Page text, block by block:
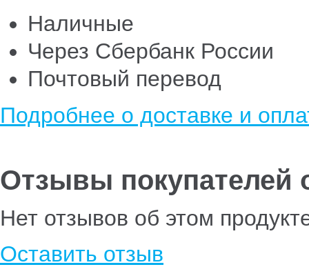
Наличные
Через Сбербанк России
Почтовый перевод
Подробнее о доставке и
Отзывы покупателей
Нет отзывов об этом
Оставить отзыв